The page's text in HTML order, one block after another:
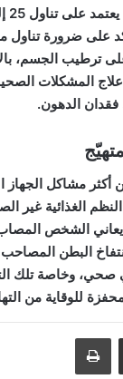
على ضرورة تناول
ترطيب الجسم،
المشكلات
الدهون.
مشاكل الجهاز
الغذائية غير
يعاني الشخص
البطن
صحي، وخاصة تلك
للوقاية من
مشاركة عبر البريد طباعة